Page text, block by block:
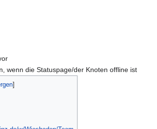
wenn die Statuspage/der Knoten offline ist